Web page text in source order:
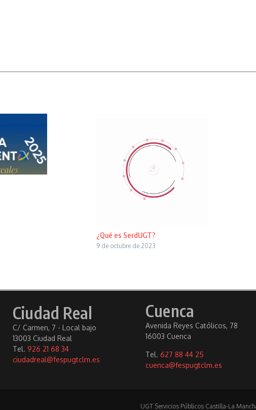
¿Qué es SerdUGT?
9 de octubre de 2023
Ciudad Real
C/ Carmen, 7 - Local bajo
13003 Ciudad Real
Tel. 926 21 68 34
ciudadreal@fespugtclm.es
Cuenca
Avenida Reyes Católicos, 78
16003 Cuenca
Tel. 627 88 44 25
cuenca@fespugtclm.es
UGT Servicios Públicos Castilla-La